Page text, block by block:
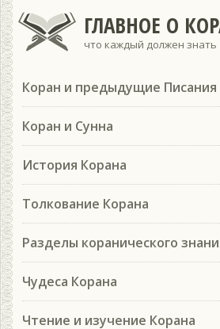
ГЛАВНОЕ О
что каждый должен знать
Коран и предыдущие Писания
Коран и Сунна
История Корана
Толкование Корана
Разделы коранического
Чудеса Корана
Чтение и изучение Корана